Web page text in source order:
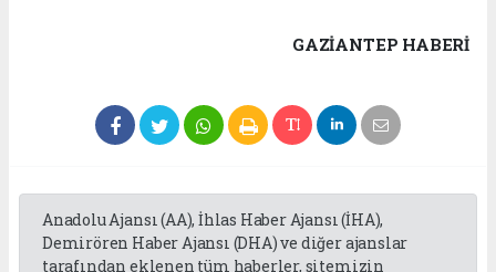
GAZIANTEP HABERİ
Anadolu Ajansı (AA), İhlas Haber Ajansı (İHA),
Demirören Haber Ajansı (DHA) ve diğer ajanslar
tarafından eklenen tüm haberler, sitemizin